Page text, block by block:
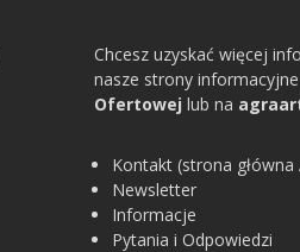
Chcesz uzyskać więcej
nasze strony
Ofertowej lub na
Kontakt (strona główna
Newsletter
Informacje
Pytania i Odpowiedzi